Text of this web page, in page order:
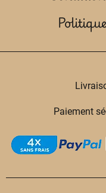
Paiement